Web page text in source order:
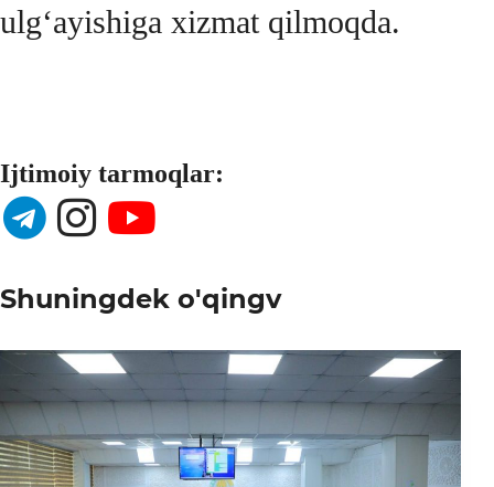
ulg‘ayishiga xizmat qilmoqda.
Ijtimoiy tarmoqlar:
Shuningdek o'qingv